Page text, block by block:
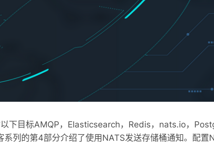
下目标AMQP，Elasticsearch，Redis，nats.io，
系列的第4部分介绍了使用NATS发送存储桶通知。配